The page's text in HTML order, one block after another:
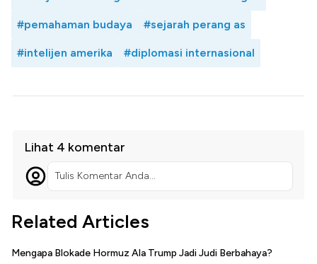
#pemahaman budaya #sejarah perang as
#intelijen amerika #diplomasi internasional
Lihat 4 komentar
Tulis Komentar Anda...
Related Articles
Mengapa Blokade Hormuz Ala Trump Jadi Judi Berbahaya?